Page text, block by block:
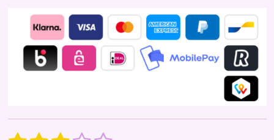
R